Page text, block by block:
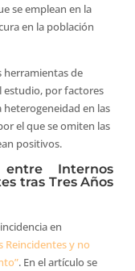
se emplean en la
en la población
herramientas de
estudio, por factores
heterogeneidad en las
el que se omiten las
positivos.
entre Internos
tras Tres Años
en
Reincidentes y no
. En el artículo se